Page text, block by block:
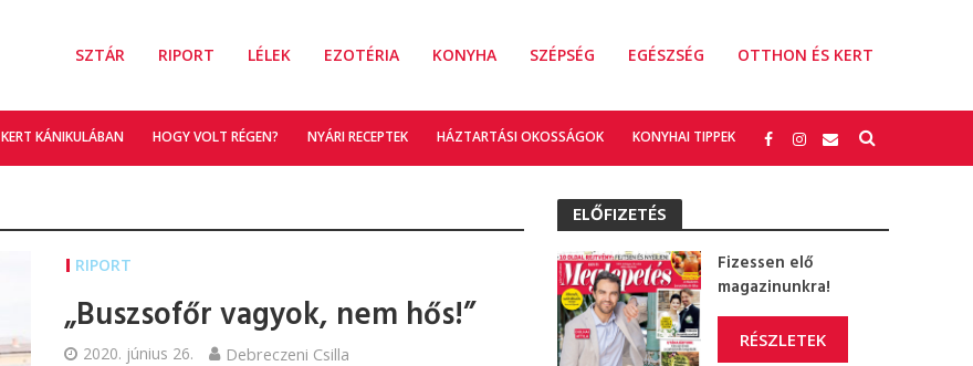
SZTÁR RIPORT LÉLEK EZOTÉRIA KONYHA SZÉPSÉG EGÉSZSÉG OTTHON ÉS KERT
KERT KÁNIKULÁBAN HOGY VOLT RÉGEN? NYÁRI RECEPTEK HÁZTARTÁSI OKOSSÁGOK KONYHAI TIPPEK
RIPORT
„Buszsofőr vagyok, nem hős!”
2020. június 26. Debreczeni Csilla
ELŐFIZETÉS
Fizessen elő
magazinunkra!
RÉSZLETEK